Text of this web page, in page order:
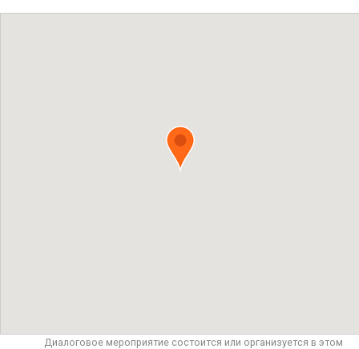
Диалоговое мероприятие состоится или организуется в этом